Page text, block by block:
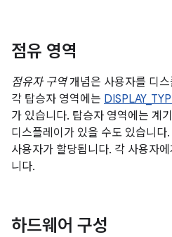
점유 영역
점유자 구역개념은 사용자를 디
각 탑승자 영역에는
가 있습니다. 탑승자 영역에는 계
디스플레이가 있을 수도 있습니
사용자가 할당됩니다. 각 사용자
니다.
하드웨어 구성